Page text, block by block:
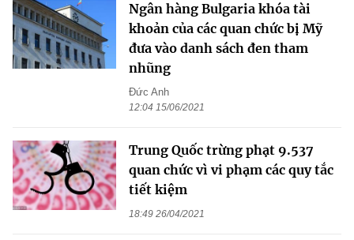
Ngân hàng Bulgaria khóa tài
khoản của các quan chức bị Mỹ
đưa vào danh sách đen tham
nhũng
Đức Anh
12:04 15/06/2021
Trung Quốc trừng phạt 9.537
quan chức vì vi phạm các quy tắc
tiết kiệm
18:49 26/04/2021